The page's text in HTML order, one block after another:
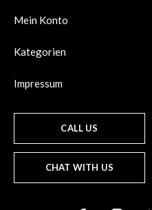
Mein Konto
Kategorien
Impressum
CALL US
CHAT WITH US